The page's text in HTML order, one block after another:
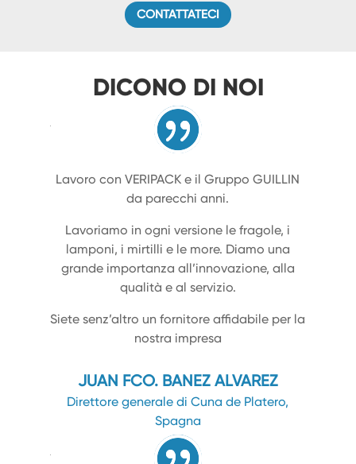
CONTATTATECI
DICONO DI NOI
Lavoro con VERIPACK e il Gruppo GUILLIN
da parecchi anni.
Lavoriamo in ogni versione le fragole, i
lamponi, i mirtilli e le more. Diamo una
grande importanza all’innovazione, alla
qualità e al servizio.
Siete senz’altro un fornitore affidabile per la
nostra impresa
JUAN FCO. BANEZ ALVAREZ
Direttore generale di Cuna de Platero,
Spagna